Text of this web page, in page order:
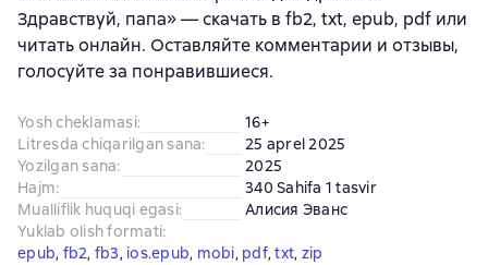
Здравствуй, папа» — скачать в fb2, txt, epub, pdf или
читать онлайн. Оставляйте комментарии и отзывы,
голосуйте за понравившиеся.
Yosh cheklamasi:
16+
Litresda chiqarilgan sana:
25 aprel 2025
Yozilgan sana:
2025
Hajm:
340 Sahifa 1 tasvir
Mualliflik huquqi egasi:
Алисия Эванс
Yuklab olish formati:
epub, fb2, fb3, ios.epub, mobi, pdf, txt, zip